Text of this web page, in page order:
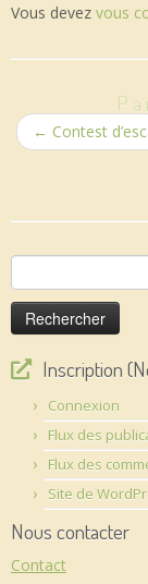
Vous devez vous
← Contest
Rechercher :
Inscription
Connexion
Flux des
Flux des
Site de
Nous contacter
Contact